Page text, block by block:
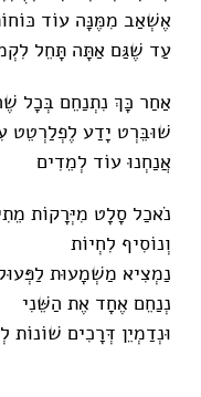
אֶשְׁאַב מִמֶּנָּה עוֹד
עַד שֶׁגַּם אַתָּה תָּחֵל
אַחַר כָּךְ נִתְנַחֵם בְּכָל
שׁוּבֵּרְט יָדַע לֶפְלַרְטֵט
אֲנַחְנוּ עוֹד לְמֵדִים
נֹאכַל סָלָט מִיְּרָקוֹת
וְנוֹסִיף לִחְיוֹת
נַמְצִיא מַשְׁמָעוּת
נְנַחֵם אֶחָד אֶת הַשֵּׁנִי
וּנְדַמְיֵן דְּרָכִים שׁוֹנוֹת